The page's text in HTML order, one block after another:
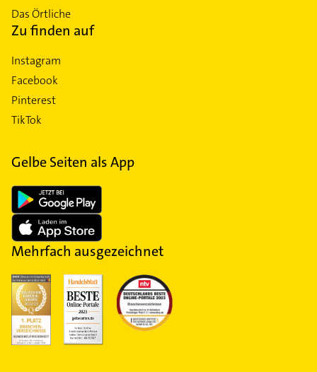
Das Örtliche
Zu finden auf
Instagram
Facebook
Pinterest
TikTok
Gelbe Seiten als App
Mehrfach ausgezeichnet